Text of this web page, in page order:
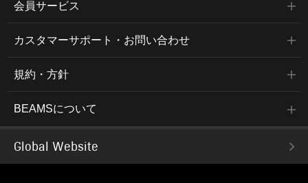
会員サービス
カスタマーサポート・お問い合わせ
規約・方針
BEAMSについて
Global Website